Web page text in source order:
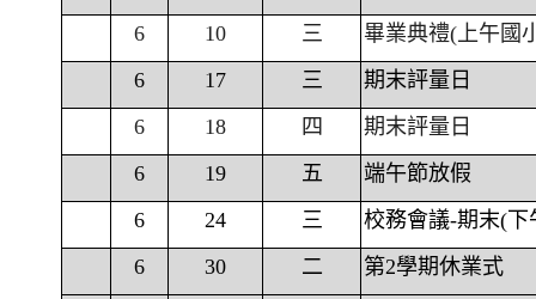
6
10 三
畢業典禮(上午國
6
17 三
期末評量日
6
18 四
期末評量日
6
19 五
端午節放假
6
24 三
校務會議-期末(下
6
30 二
第2學期休業式